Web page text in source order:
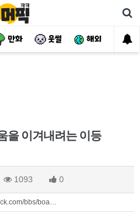
만화 웃썰 해외 핫
을 이겨내려는 이등
1093 0
bbs/boa…